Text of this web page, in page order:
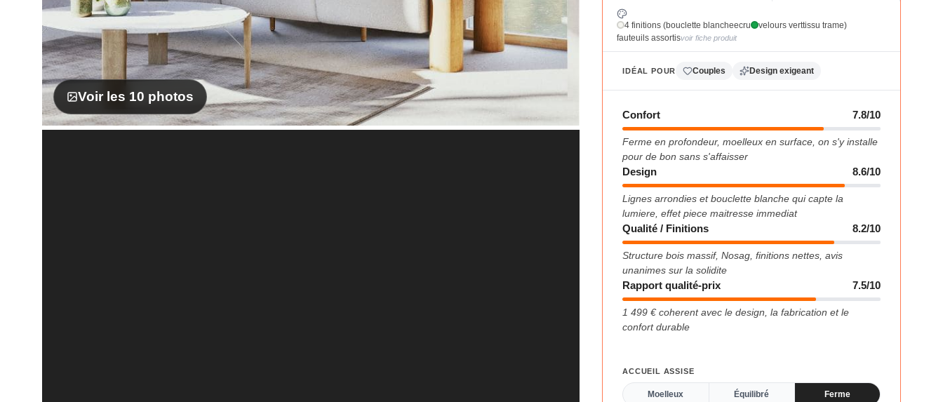
Voir les 10 photos
4 finitions (bouclette blancheecru velours verttissu trame)
fauteuils assortisvoir fiche produit
IDÉAL POUR Couples Design exigeant
Confort 7.8/10
Ferme en profondeur, moelleux en surface, on s'y installe
pour de bon sans s'affaisser
Design 8.6/10
Lignes arrondies et bouclette blanche qui capte la
lumiere, effet piece maitresse immediat
Qualité / Finitions 8.2/10
Structure bois massif, Nosag, finitions nettes, avis
unanimes sur la solidite
Rapport qualité-prix 7.5/10
1 499 € coherent avec le design, la fabrication et le
confort durable
ACCUEIL ASSISE
Moelleux Équilibré Ferme